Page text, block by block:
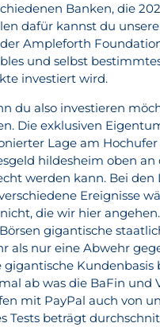
Banken, die
dafür kannst du
Ampleforth
und selbst
investiert wird.
du also investieren
Die exklusiven
Lage am
hildesheim oben an
werden kann. Bei
Ereignisse
die wir hier
gigantische
als nur eine Abwehr
gigantische
ab was die BaFin und
mit PayPal auch von
Tests beträgt